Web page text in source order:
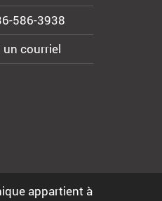
586-3938
un courriel
appartient à